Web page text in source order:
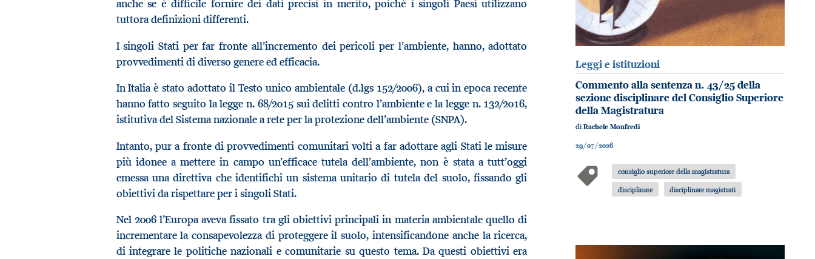
anche se è difficile fornire dei dati precisi in merito, poiché i singoli Paesi utilizzano
tuttora definizioni differenti.
I singoli Stati per far fronte all’incremento dei pericoli per l’ambiente, hanno, adottato
provvedimenti di diverso genere ed efficacia.
In Italia è stato adottato il Testo unico ambientale (d.lgs 152/2006), a cui in epoca recente
hanno fatto seguito la legge n. 68/2015 sui delitti contro l’ambiente e la legge n. 132/2016,
istitutiva del Sistema nazionale a rete per la protezione dell’ambiente (SNPA).
Intanto, pur a fronte di provvedimenti comunitari volti a far adottare agli Stati le misure
più idonee a mettere in campo un’efficace tutela dell’ambiente, non è stata a tutt’oggi
emessa una direttiva che identifichi un sistema unitario di tutela del suolo, fissando gli
obiettivi da rispettare per i singoli Stati.
Nel 2006 l’Europa aveva fissato tra gli obiettivi principali in materia ambientale quello di
incrementare la consapevolezza di proteggere il suolo, intensificandone anche la ricerca,
di integrare le politiche nazionali e comunitarie su questo tema. Da questi obiettivi era
Leggi e istituzioni
Commento alla sentenza n. 43/25 della
sezione disciplinare del Consiglio Superiore
della Magistratura
diRachele Monfredi
29/07/2026
consiglio superiore della magistratura
disciplinare
disciplinare magistrati